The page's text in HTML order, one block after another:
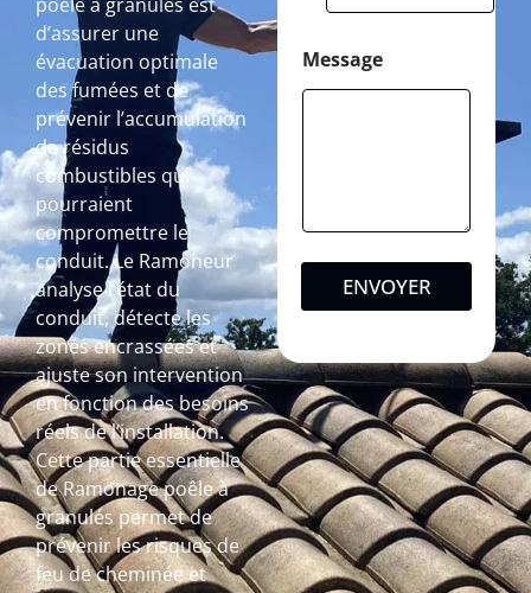
poêle à granulés est
d’assurer une
évacuation optimale
des fumées et de
prévenir l’accumulation
de résidus
combustibles qui
pourraient
compromettre le
conduit. Le Ramoneur
analyse l’état du
conduit, détecte les
zones encrassées et
ajuste son intervention
en fonction des besoins
réels de l’installation.
Cette partie essentielle
de Ramonage poêle à
granulés permet de
prévenir les risques de
feu de cheminée et
Message
ENVOYER